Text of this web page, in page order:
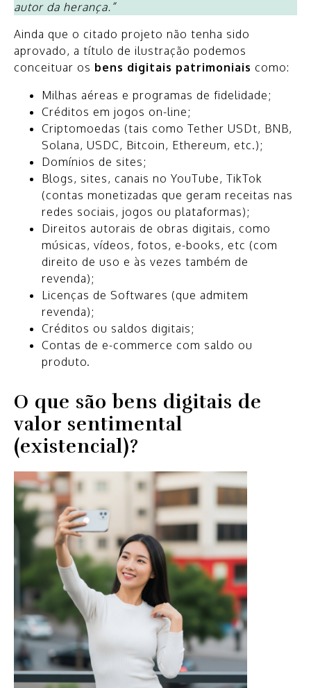
autor da herança.”
Ainda que o citado projeto não tenha sido
aprovado, a título de ilustração podemos
conceituar os bens digitais patrimoniais como:
Milhas aéreas e programas de fidelidade;
Créditos em jogos on-line;
Criptomoedas (tais como Tether USDt, BNB,
Solana, USDC, Bitcoin, Ethereum, etc.);
Domínios de sites;
Blogs, sites, canais no YouTube, TikTok
(contas monetizadas que geram receitas nas
redes sociais, jogos ou plataformas);
Direitos autorais de obras digitais, como
músicas, vídeos, fotos, e-books, etc (com
direito de uso e às vezes também de
revenda);
Licenças de Softwares (que admitem
revenda);
Créditos ou saldos digitais;
Contas de e-commerce com saldo ou
produto.
O que são bens digitais de
valor sentimental
(existencial)?